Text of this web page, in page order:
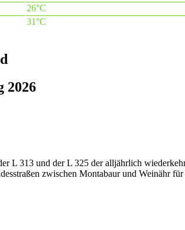
26°C
31°C
2026
L 313 und der L 325 der alljährlich
zwischen Montabaur und Weinähr